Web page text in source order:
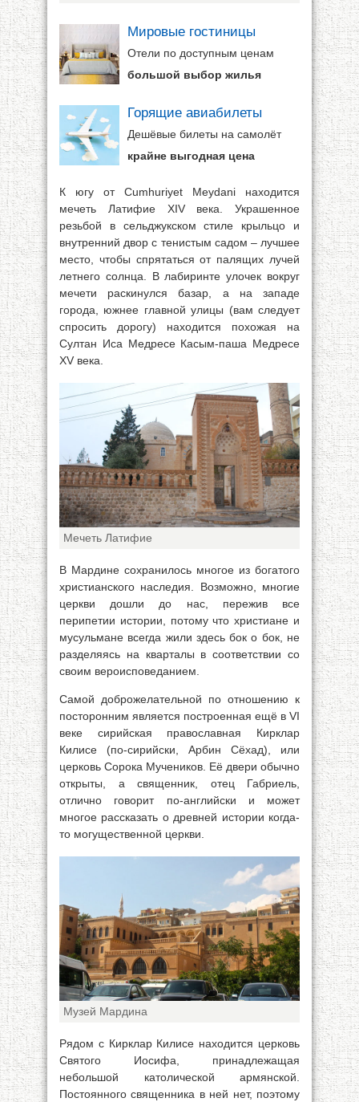
Мировые гостиницы
Отели по доступным ценам
большой выбор жилья
Горящие авиабилеты
Дешёвые билеты на самолёт
крайне выгодная цена
К югу от Cumhuriyet Meydani находится
мечеть Латифие XIV века. Украшенное
резьбой в сельджукском стиле крыльцо и
внутренний двор с тенистым садом – лучшее
место, чтобы спрятаться от палящих лучей
летнего солнца. В лабиринте улочек вокруг
мечети раскинулся базар, а на западе
города, южнее главной улицы (вам следует
спросить дорогу) находится похожая на
Султан Иса Медресе Касым-паша Медресе
XV века.
Мечеть Латифие
В Мардине сохранилось многое из богатого
христианского наследия. Возможно, многие
церкви дошли до нас, пережив все
перипетии истории, потому что христиане и
мусульмане всегда жили здесь бок о бок, не
разделяясь на кварталы в соответствии со
своим вероисповеданием.
Самой доброжелательной по отношению к
посторонним является построенная ещё в VI
веке сирийская православная Кирклар
Килисе (по-сирийски, Арбин Сёхад), или
церковь Сорока Мучеников. Её двери обычно
открыты, а священник, отец Габриель,
отлично говорит по-английски и может
многое рассказать о древней истории когда-
то могущественной церкви.
Музей Мардина
Рядом с Кирклар Килисе находится церковь
Святого Иосифа, принадлежащая
небольшой католической армянской.
Постоянного священника в ней нет, поэтому